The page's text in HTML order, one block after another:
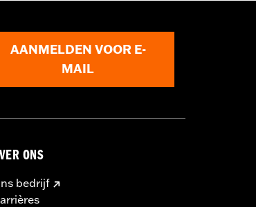
geplaatst. Vraag je dealer
AANMELDEN VOOR E-
MAIL
ONS
bedrijf